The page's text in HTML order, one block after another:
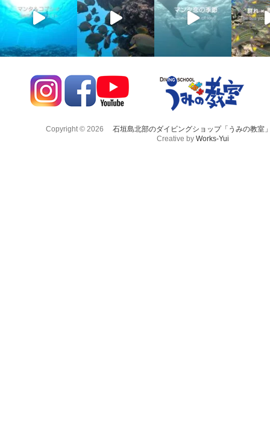
Copyright © 2026
石垣島北部のダイビングショップ「うみの教室
Creative by Works-Yui